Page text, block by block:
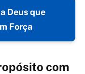
Deus que
Força
com